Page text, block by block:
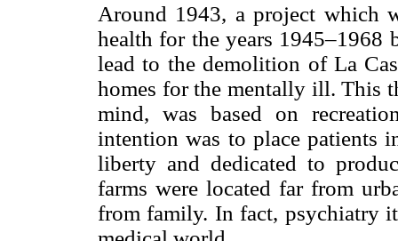
Around 1943, a project which
health for the years 1945–1968
lead to the demolition of La
homes for the mentally ill. This
mind, was based on
intention was to place patients
liberty and dedicated to
farms were located far from
from family. In fact, psychiatry